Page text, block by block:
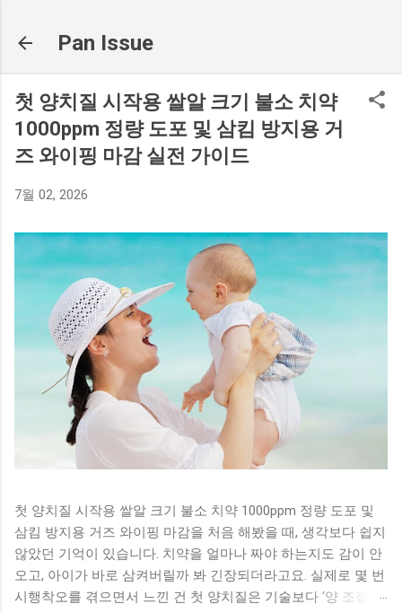
Pan Issue
첫 양치질 시작용 쌀알 크기 불소 치약
1000ppm 정량 도포 및 삼킴 방지용 거
즈 와이핑 마감 실전 가이드
7월 02, 2026
첫 양치질 시작용 쌀알 크기 불소 치약 1000ppm 정량 도포 및
삼킴 방지용 거즈 와이핑 마감을 처음 해봤을 때, 생각보다 쉽지
않았던 기억이 있습니다. 치약을 얼마나 짜야 하는지도 감이 안
오고, 아이가 바로 삼켜버릴까 봐 긴장되더라고요. 실제로 몇 번
시행착오를 겪으면서 느낀 건 첫 양치질은 기술보다 ‘양 조절과